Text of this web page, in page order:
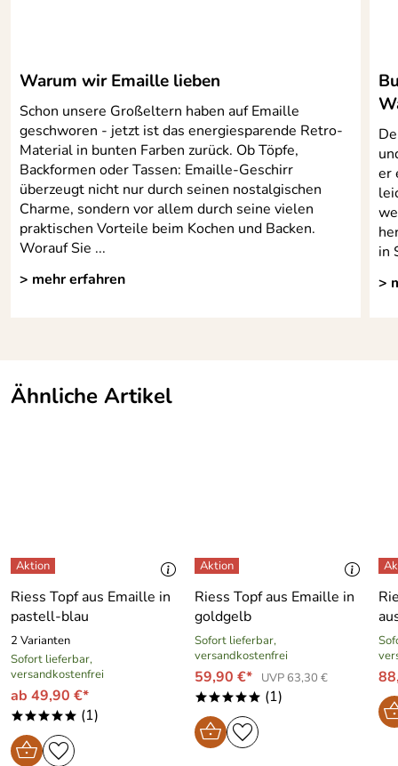
Warum wir Emaille lieben
Schon unsere Großeltern haben auf Emaille
geschworen - jetzt ist das energiesparende Retro-
Material in bunten Farben zurück. Ob Töpfe,
Backformen oder Tassen: Emaille-Geschirr
überzeugt nicht nur durch seinen nostalgischen
Charme, sondern vor allem durch seine vielen
praktischen Vorteile beim Kochen und Backen.
Worauf Sie ...
> mehr erfahren
er
in
>
Ähnliche Artikel
Riess Topf aus Emaille in
pastell-blau
2 Varianten
Sofort lieferbar,
versandkostenfrei
ab 49,90 €*
***** (1)
Riess Topf aus Emaille in
goldgelb
Sofort lieferbar,
versandkostenfrei
59,90 €* UVP 63,30 €
***** (1)